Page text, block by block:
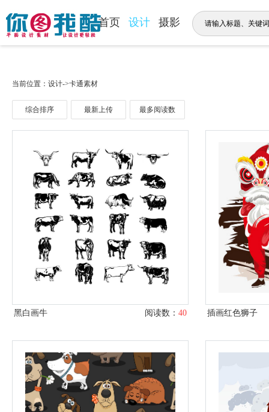
首页 设计 摄影
当前位置：设计->卡通素材
综合排序 最新上传 最多阅读数
黑白画牛 阅读数： 40 插画红色狮子